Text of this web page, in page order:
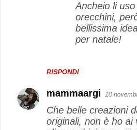
RISPONDI
Ancheio li
orecchini,
bellissima
per natale!
mammaargi 18
Che belle creazioni
originali, non è ho ai